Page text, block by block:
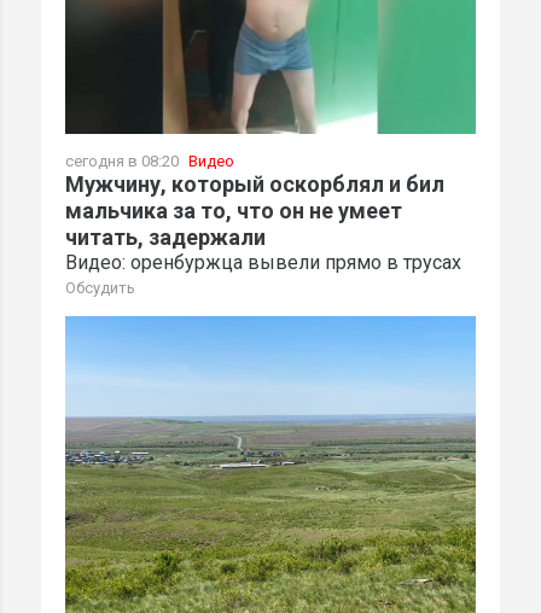
сегодня в 08:20 Видео
Мужчину, который оскорблял и бил
мальчика за то, что он не умеет
читать, задержали
Видео: оренбуржца вывели прямо в трусах
Обсудить